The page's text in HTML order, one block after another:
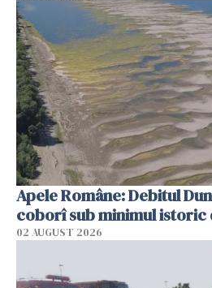
Apele Române: Debitul
coborî sub minimul istoric
02 AUGUST 2026